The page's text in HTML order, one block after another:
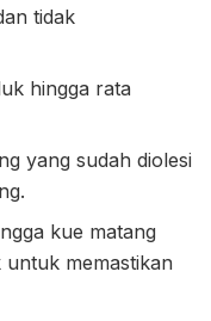
tidak
hingga rata
yang sudah diolesi
kue matang
memastikan